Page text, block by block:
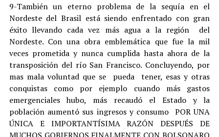
9-También un eterno problema de la sequía en el
Nordeste del Brasil está siendo enfrentado con gran
éxito llevando cada vez más agua a la región del
Nordeste. Con una obra emblemática que fue la mil
veces prometida y nunca cumplida hasta ahora de la
transposición del río San Francisco. Concluyendo, por
mas mala voluntad que se pueda tener, esas y otras
conquistas como por ejemplo cuando más gastos
emergenciales hubo, más recaudó el Estado y la
población aumentó sus ingresos y consumo POR UNA
ÚNICA E IMPORTANTÍSIMA RAZÓN DESPUÉS DE